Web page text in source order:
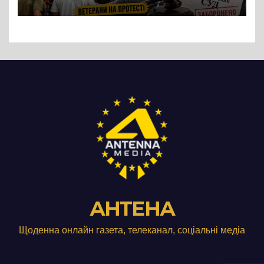
підприємства ТОВ «Омега
Три», що займається
АНТЕНА
Щоденна онлайн газета, телеканал, соціальні медіа